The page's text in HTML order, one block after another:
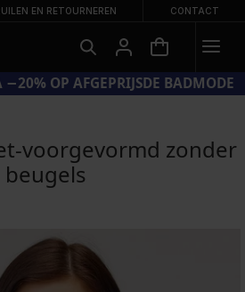
EN RETOURNEREN CONTACT
−20% OP AFGEPRIJSDE BADMODE
voorgevormd zonder
beugels